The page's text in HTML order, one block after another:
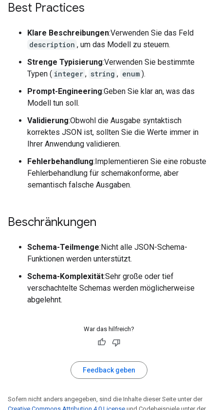
Best Practices
Klare Beschreibungen:Verwenden Sie das Feld
description , um das Modell zu steuern.
Strenge Typisierung:Verwenden Sie bestimmte
Typen ( integer , string , enum ).
Prompt-Engineering:Geben Sie klar an, was das
Modell tun soll.
Validierung:Obwohl die Ausgabe syntaktisch
korrektes JSON ist, sollten Sie die Werte immer in
Ihrer Anwendung validieren.
Fehlerbehandlung:Implementieren Sie eine robuste
Fehlerbehandlung für schemakonforme, aber
semantisch falsche Ausgaben.
Beschränkungen
Schema-Teilmenge:Nicht alle JSON-Schema-
Funktionen werden unterstützt.
Schema-Komplexität:Sehr große oder tief
verschachtelte Schemas werden möglicherweise
abgelehnt.
War das hilfreich?
Feedback geben
Sofern nicht anders angegeben, sind die Inhalte dieser Seite unter der